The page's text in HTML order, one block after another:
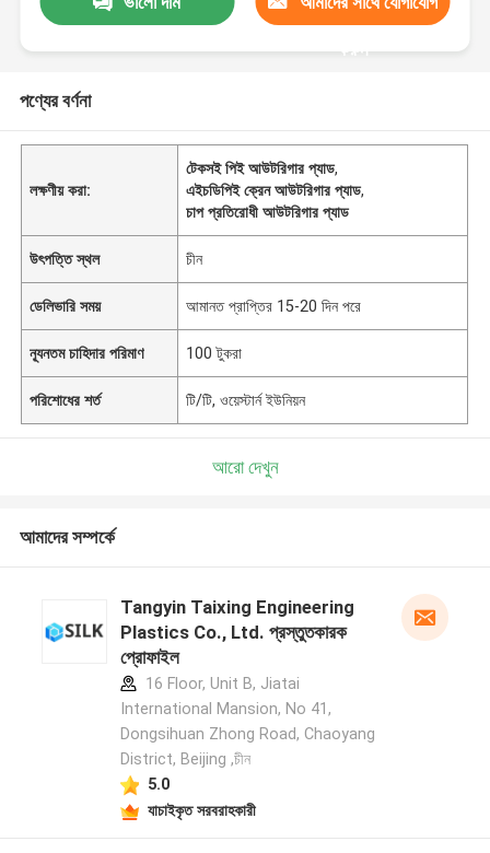
করুন
পণ্যের বর্ণনা
লক্ষণীয় করা:
টেকসই পিই আউটরিগার প্যাড,
এইচডিপিই ক্রেন আউটরিগার প্যাড,
চাপ প্রতিরোধী আউটরিগার প্যাড
উৎপত্তি স্থল চীন
ডেলিভারি সময় আমানত প্রাপ্তির 15-20 দিন পরে
ন্যূনতম চাহিদার পরিমাণ 100 টুকরা
পরিশোধের শর্ত টি/টি, ওয়েস্টার্ন ইউনিয়ন
আরো দেখুন
আমাদের সম্পর্কে
Tangyin Taixing Engineering
Plastics Co., Ltd. প্রস্তুতকারক
প্রোফাইল
16 Floor, Unit B, Jiatai
International Mansion, No 41,
Dongsihuan Zhong Road, Chaoyang
District, Beijing ,চীন
5.0
যাচাইকৃত সরবরাহকারী